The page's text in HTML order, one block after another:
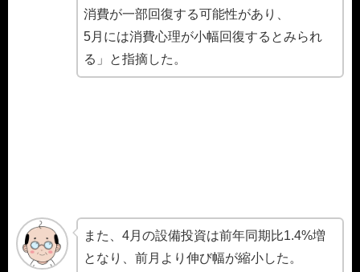
消費が一部回復する可能性があり、
5月には消費心理が小幅回復するとみられ
る」と指摘した。
また、4月の設備投資は前年同期比1.4%増
となり、前月より伸び幅が縮小した。